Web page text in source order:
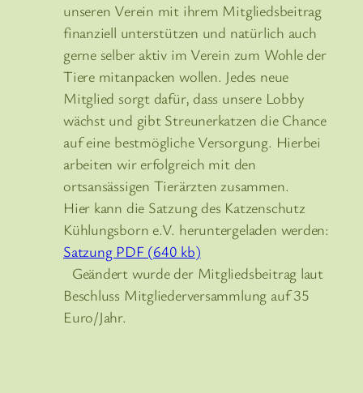
unseren Verein mit ihrem Mitgliedsbeitrag
finanziell unterstützen und natürlich auch
gerne selber aktiv im Verein zum Wohle der
Tiere mitanpacken wollen. Jedes neue
Mitglied sorgt dafür, dass unsere Lobby
wächst und gibt Streunerkatzen die Chance
auf eine bestmögliche Versorgung. Hierbei
arbeiten wir erfolgreich mit den
ortsansässigen Tierärzten zusammen.
Hier kann die Satzung des Katzenschutz
Kühlungsborn e.V. heruntergeladen werden:
Satzung PDF (640 kb)
Geändert wurde der Mitgliedsbeitrag laut
Beschluss Mitgliederversammlung auf 35
Euro/Jahr.